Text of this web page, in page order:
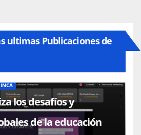
ultimas Publicaciones de
los desafíos y
de la educación